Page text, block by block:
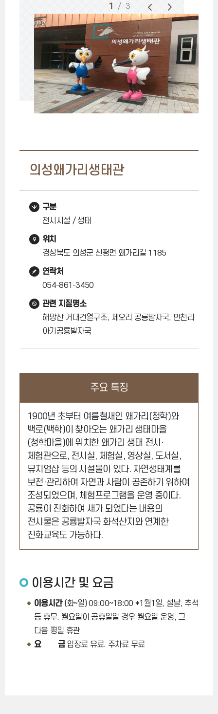
1 / 3
의성왜가리생태관
구분
전시시설 / 생태
위치
경상북도 의성군 신평면 왜가리길 1185
연락처
054-861-3450
관련 지질명소
해망산 거대건열구조, 제오리 공룡발자국, 만천리
아기공룡발자국
주요 특징
1900년 초부터 여름철새인 왜가리(청학)와
백로(백학)이 찾아오는 왜가리 생태마을
(청학마을)에 위치한 왜가리 생태 전시·
체험관으로, 전시실, 체험실, 영상실, 도서실,
뮤지엄샵 등의 시설물이 있다. 자연생태계를
보전·관리하여 자연과 사람이 공존하기 위하여
조성되었으며, 체험프로그램을 운영 중이다.
공룡이 진화하여 새가 되었다는 내용의
전시물은 공룡발자국 화석산지와 연계한
진화교육도 가능하다.
이용시간 및 요금
이용시간(화~일) 09:00~18:00 *1월1일, 설날, 추석
등 휴무. 월요일이 공휴일일 경우 월요일 운영, 그
다음 평일 휴관
요 금입장료 유료. 주차료 무료